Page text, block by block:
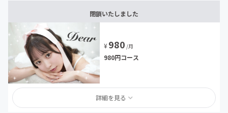
閉鎖いたしました
¥980 /月
980円コース
詳細を見る